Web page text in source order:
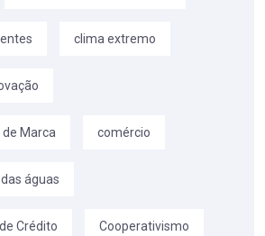
clima extremo
Marca comércio
águas
Crédito Cooperativismo